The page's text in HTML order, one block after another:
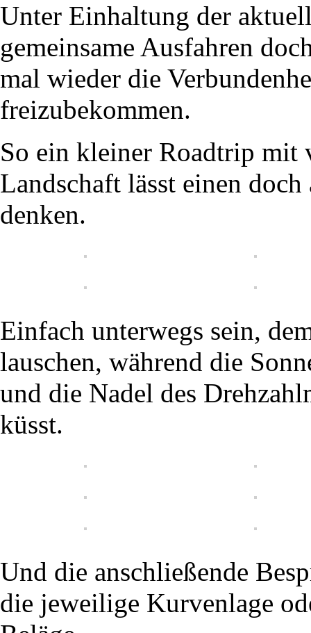
Unter Einhaltung der
gemeinsame Ausfahren
mal wieder die
freizubekommen.
So ein kleiner Roadtrip
Landschaft lässt einen
denken.
Einfach unterwegs sein,
lauschen, während die
und die Nadel des
küsst.
Und die anschließende
die jeweilige Kurvenlage